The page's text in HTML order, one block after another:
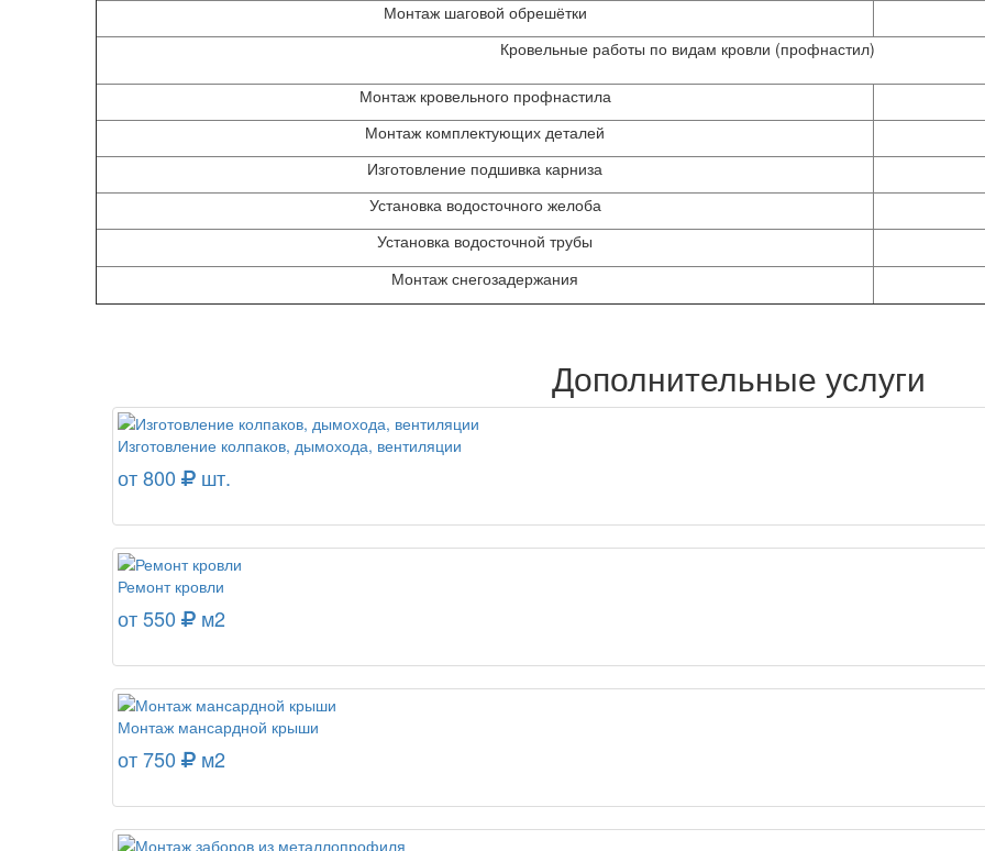
Монтаж шаговой обрешётки
Кровельные работы по видам кровли (профнастил)
Монтаж кровельного профнастила
Монтаж комплектующих деталей
Изготовление подшивка карниза
Установка водосточного желоба
Установка водосточной трубы
Монтаж снегозадержания
Дополнительные услуги
Изготовление колпаков, дымохода, вентиляции
от 800 шт.
Ремонт кровли
от 550 м2
Монтаж мансардной крыши
от 750 м2